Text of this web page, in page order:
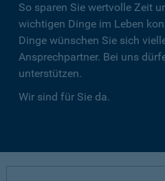
So sparen Sie wertvolle Zeit
wichtigen Dinge im Leben
Dinge wünschen Sie sich
Ansprechpartner. Bei uns
unterstützen.
Wir sind für Sie da.